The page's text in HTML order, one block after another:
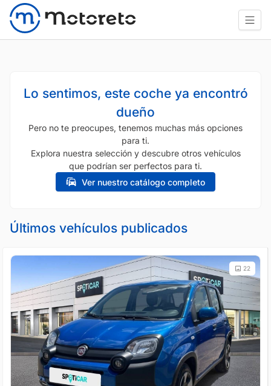
Lo sentimos, este coche ya encontró
dueño
Pero no te preocupes, tenemos muchas más opciones
para ti.
Explora nuestra selección y descubre otros vehículos
que podrían ser perfectos para ti.
Ver nuestro catálogo completo
Últimos vehículos publicados
22